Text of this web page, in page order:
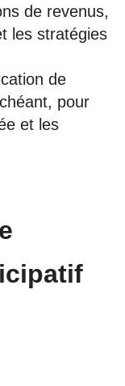
de revenus,
les stratégies
de
pour
et les